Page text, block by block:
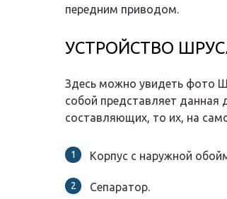
передним приводом.
УСТРОЙСТВО
Здесь можно увидеть фото
собой представляет данная
составляющих, то их, на
Корпус с наружной
Сепаратор.